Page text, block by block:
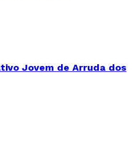
Jovem de Arruda dos